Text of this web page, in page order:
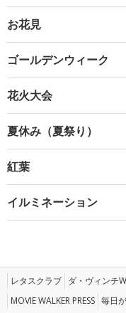
お花見
ゴールデンウィーク
花火大会
夏休み（夏祭り）
紅葉
イルミネーション
レタスクラブ ダ・ヴィンチ
MOVIE WALKER PRESS 毎日